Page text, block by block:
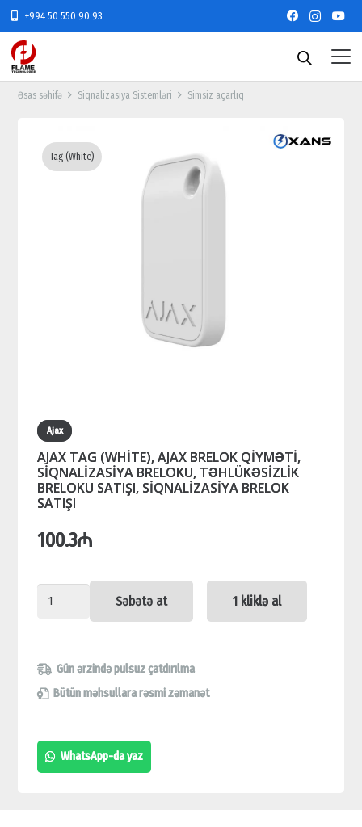
+994 50 550 90 93
Əsas səhifə Siqnalizasiya Sistemləri Simsiz açarlıq
Tag (White)
Ajax
AJAX TAG (WHİTE), AJAX BRELOK QİYMƏTİ,
SİQNALİZASİYA BRELOKU, TƏHLÜKƏSİZLİK
BRELOKU SATIŞI, SİQNALİZASİYA BRELOK
SATIŞI
100.3₼
AJAX
AJAX
BRELOK
SİQNALİZASİYA
BRELOKU,
Səbətə at 1 kliklə al
Gün ərzində pulsuz çatdırılma
Bütün məhsullara rəsmi zəmanət
WhatsApp-da yaz